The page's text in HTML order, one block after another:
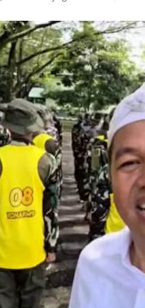
Polri,
ke Posko Pusat Tg.
Nyalindung
dengan Edaran
FSP Maritim
2026
Harmoni di Tanah
2026